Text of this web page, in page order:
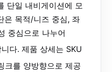
단일 내비게이션에 모
은 목적/니즈 중심, 좌
중심으로 나누어
다. 제품 상세는 SKU
크를 양방향으로 제공